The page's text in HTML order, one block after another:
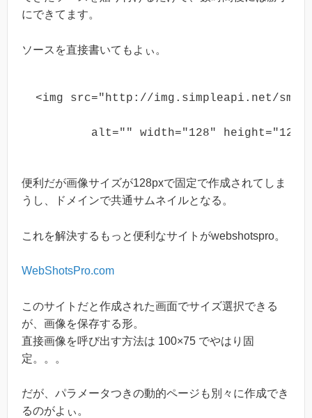
にできてます。
ソースを直接書いてもよぃ。
<img src="http://img.simpleapi.net/
alt="" width="128"
便利だが画像サイズが128pxで固定で作成されてしま
うし、ドメインで共通サムネイルとなる。
これを解決するもっと便利なサイトがwebshotspro。
WebShotsPro.com
このサイトだと作成された画面でサイズ選択できる
が、画像を保存する形。
直接画像を呼び出す方法は 100×75 でやはり固
定。。。
だが、パラメータつきの動的ページも別々に作成でき
るのがよぃ。